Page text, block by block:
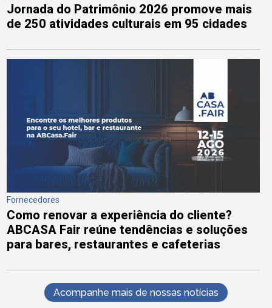
Jornada do Patrimônio 2026 promove mais
de 250 atividades culturais em 95 cidades
Fornecedores
Como renovar a experiência do cliente?
ABCASA Fair reúne tendências e soluções
para bares, restaurantes e cafeterias
Acompanhe mais de nossas notícias